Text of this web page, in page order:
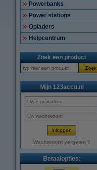
Powerbanks
Power stations
Opladers
Helpcentrum
Zoek een product
Zoek
Mijn 123accu.nl
Wachtwoord vergeten ?
Betaalopties: